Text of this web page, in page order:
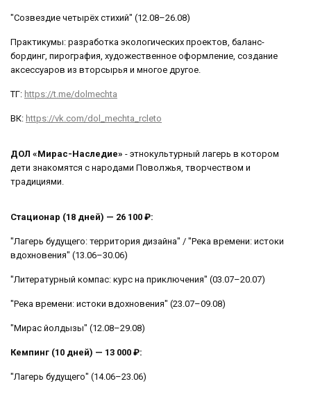
"Созвездие четырёх стихий" (12.08–26.08)
Практикумы: разработка экологических проектов, баланс-
бординг, пирография, художественное оформление, создание
аксессуаров из вторсырья и многое другое.
ТГ: https://t.me/dolmechta
ВК: https://vk.com/dol_mechta_rcleto
ДОЛ «Мирас-Наследие» - этнокультурный лагерь в котором
дети знакомятся с народами Поволжья, творчеством и
традициями.
Стационар (18 дней) — 26 100 ₽:
"Лагерь будущего: территория дизайна" / "Река времени: истоки
вдохновения" (13.06–30.06)
"Литературный компас: курс на приключения" (03.07–20.07)
"Река времени: истоки вдохновения" (23.07–09.08)
"Мирас йолдызы" (12.08–29.08)
Кемпинг (10 дней) — 13 000 ₽:
"Лагерь будущего" (14.06–23.06)